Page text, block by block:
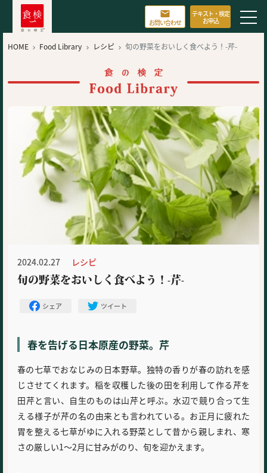

お問い合わせ
テキスト・検定
お申込
HOME  Food Library  レシピ  旬の野菜をおいしく食べよう！-芹-
2024.02.27 レシピ
旬の野菜をおいしく食べよう！-芹-
シェア ツイート
春を告げる日本原産の野菜。芹
春の七草でおなじみの日本野草。独特の香りが春の訪れを感
じさせてくれます。稲を収穫した後の田を利用して作る芹を
田芹と言い、自生のものは山芹と呼ぶ。水辺で競り合って生
える様子が芹の名の由来とも言われている。お正月に疲れた
胃を整える七草がゆに入れる野菜として昔から親しまれ、寒
さの厳しい1～2月に甘みがのり、旬を迎かえます。